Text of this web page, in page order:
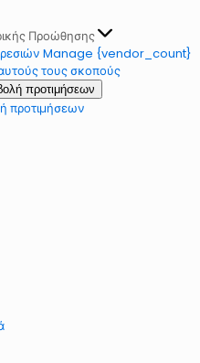
Προώθησης
Manage {vendor_count}
τους σκοπούς
προτιμήσεων
προτιμήσεων